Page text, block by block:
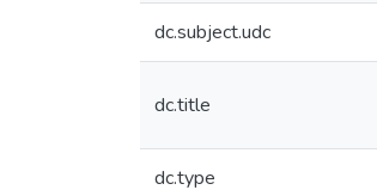
dc.subject.udc
dc.title
dc.type